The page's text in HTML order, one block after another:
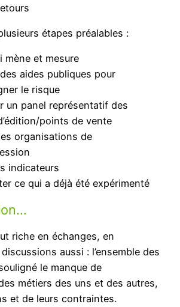
étapes préalables :
mène et mesure
aides publiques pour
le risque
un panel représentatif des
points de vente
organisations de
indicateurs
ce qui a déjà été expérimenté
riche en échanges, en
aussi : l’ensemble des
le manque de
métiers des uns et des autres,
et de leurs contraintes.